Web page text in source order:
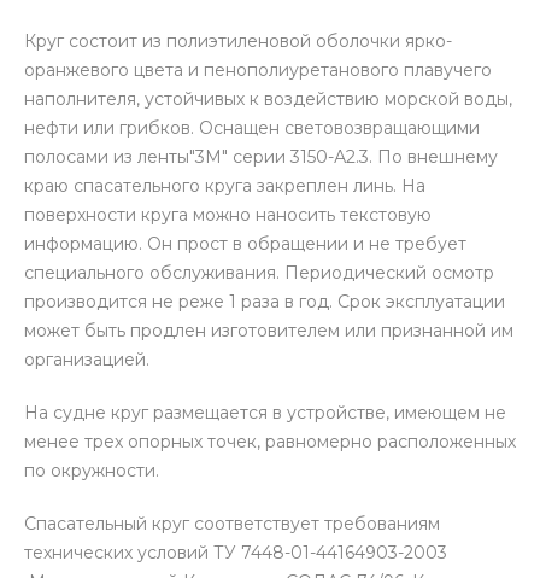
Круг состоит из полиэтиленовой оболочки ярко-
оранжевого цвета и пенополиуретанового плавучего
наполнителя, устойчивых к воздействию морской воды,
нефти или грибков. Оснащен световозвращающими
полосами из ленты"3М" серии 3150-А2.3. По внешнему
краю спасательного круга закреплен линь. На
поверхности круга можно наносить текстовую
информацию. Он прост в обращении и не требует
специального обслуживания. Периодический осмотр
производится не реже 1 раза в год. Срок эксплуатации
может быть продлен изготовителем или признанной им
организацией.
На судне круг размещается в устройстве, имеющем не
менее трех опорных точек, равномерно расположенных
по окружности.
Спасательный круг соответствует требованиям
технических условий ТУ 7448-01-44164903-2003